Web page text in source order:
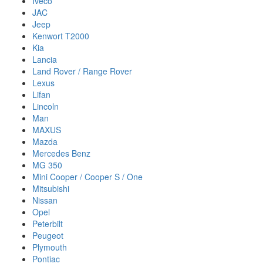
JAC
Jeep
Kenwort T2000
Kia
Lancia
Land Rover / Range Rover
Lexus
Lifan
Lincoln
Man
MAXUS
Mazda
Mercedes Benz
MG 350
Mini Cooper / Cooper S / One
Mitsubishi
Nissan
Opel
Peterbilt
Peugeot
Plymouth
Pontiac